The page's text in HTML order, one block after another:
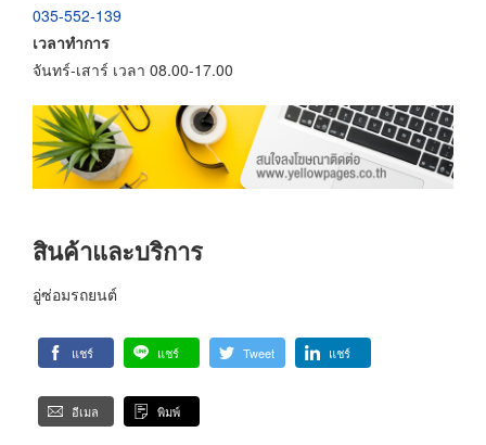
035-552-139
เวลาทำการ
จันทร์-เสาร์ เวลา 08.00-17.00
สินค้าและบริการ
อู่ซ่อมรถยนต์
แชร์ แชร์ Tweet แชร์
อีเมล พิมพ์